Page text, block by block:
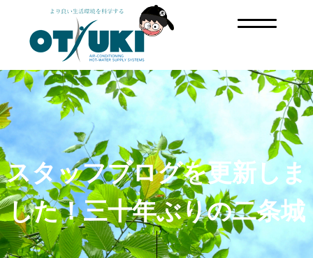
スタッフブログを更新しま
した！三十年ぶりの二条城